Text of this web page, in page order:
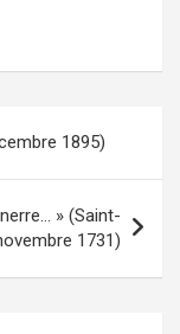
1895)
» (Saint-
1731)